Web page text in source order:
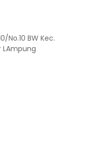
No.10 BW Kec.
LAmpung